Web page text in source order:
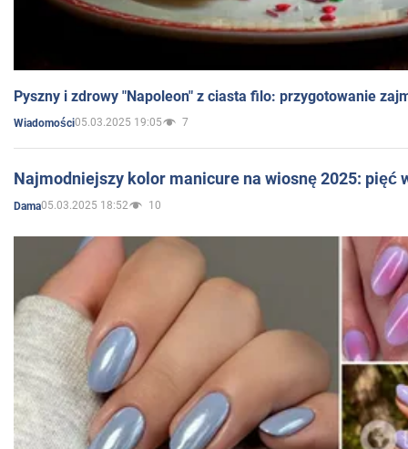
Pyszny i zdrowy "Napoleon" z ciasta filo: przygotowanie
Wiadomości05.03.2025 19:05 7
Najmodniejszy kolor manicure na wiosnę 2025: pięć
Dama05.03.2025 18:52 10